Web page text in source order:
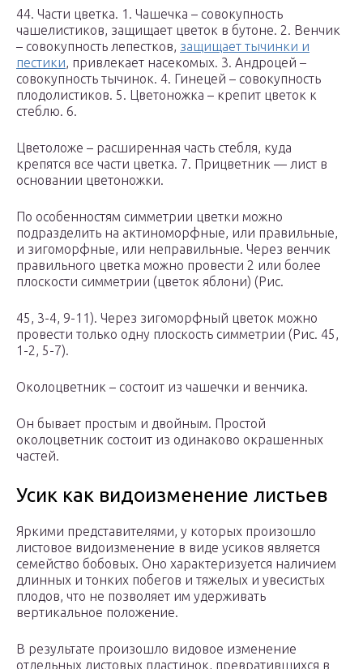
44. Части цветка. 1. Чашечка – совокупность
чашелистиков, защищает цветок в бутоне. 2. Венчик
– совокупность лепестков, защищает тычинки и
пестики, привлекает насекомых. 3. Андроцей –
совокупность тычинок. 4. Гинецей – совокупность
плодолистиков. 5. Цветоножка – крепит цветок к
стеблю. 6.
Цветоложе – расширенная часть стебля, куда
крепятся все части цветка. 7. Прицветник — лист в
основании цветоножки.
По особенностям симметрии цветки можно
подразделить на актиноморфные, или правильные,
и зигоморфные, или неправильные. Через венчик
правильного цветка можно провести 2 или более
плоскости симметрии (цветок яблони) (Рис.
45, 3-4, 9-11). Через зигоморфный цветок можно
провести только одну плоскость симметрии (Рис. 45,
1-2, 5-7).
Околоцветник – состоит из чашечки и венчика.
Он бывает простым и двойным. Простой
околоцветник состоит из одинаково окрашенных
частей.
Усик как видоизменение листьев
Яркими представителями, у которых произошло
листовое видоизменение в виде усиков является
семейство бобовых. Оно характеризуется наличием
длинных и тонких побегов и тяжелых и увесистых
плодов, что не позволяет им удерживать
вертикальное положение.
В результате произошло видовое изменение
отдельных листовых пластинок, превратившихся в